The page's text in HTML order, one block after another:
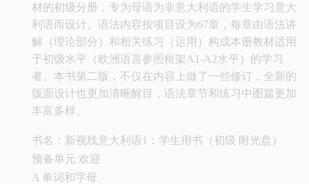
材的初级分册，专为母语为非意大利语的学生学习意大
利语而设计。语法内容按项目设为67章，每章由语法讲
解（理论部分）和相关练习（运用）构成本册教材适用
于初级水平（欧洲语言参照框架A1-A2水平）的学习
者。本书第二版，不仅在内容上做了一些修订，全新的
版面设计也更加清晰醒目，语法章节和练习中图篇更加
丰富多样。
书名：新视线意大利语1：学生用书（初级 附光盘）
预备单元 欢迎
A 单词和字母